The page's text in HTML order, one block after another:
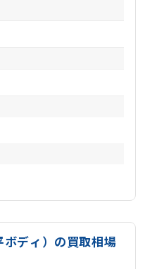
ボディ）の買取相場